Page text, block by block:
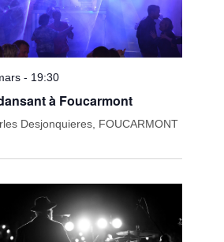
- 19:30
à Foucarmont
Desjonquieres, FOUCARMONT